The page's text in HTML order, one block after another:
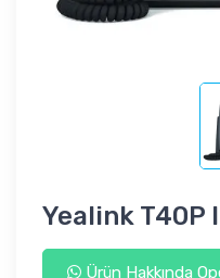
Yealink T40P
Ürün Hakkında